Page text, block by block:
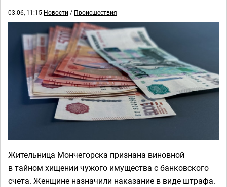
03.06, 11:15 Новости / Происшествия
Жительница Мончегорска признана виновной
в тайном хищении чужого имущества с банковского
счета. Женщине назначили наказание в виде штрафа.